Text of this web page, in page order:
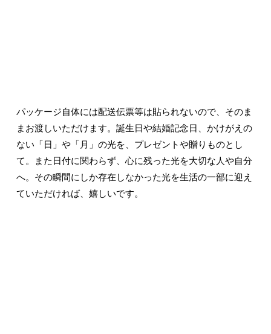
パッケージ自体には配送伝票等は貼られないので、そのま
まお渡しいただけます。誕生日や結婚記念日、かけがえの
ない「日」や「月」の光を、プレゼントや贈りものとし
て。また日付に関わらず、心に残った光を大切な人や自分
へ。その瞬間にしか存在しなかった光を生活の一部に迎え
ていただければ、嬉しいです。